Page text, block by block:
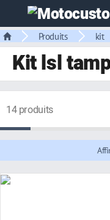
Produits kit
Kit lsl
14 produits